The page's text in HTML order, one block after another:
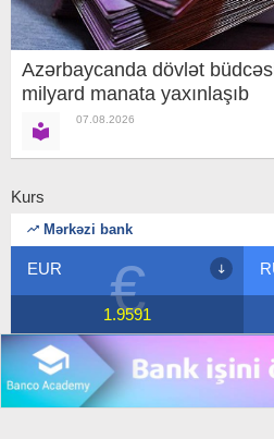
Azərbaycanda dövlət
milyard manata yaxınlaşıb
07.08.2026
Kurs
Mərkəzi bank
₽